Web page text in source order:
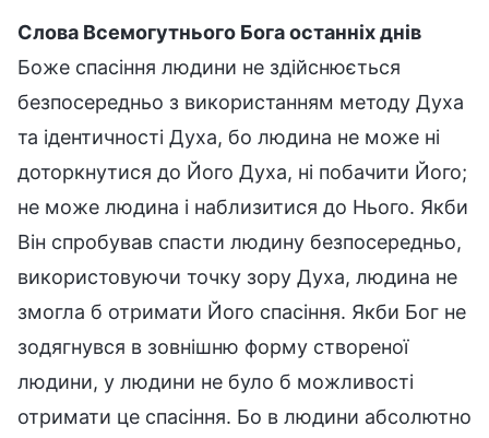
Слова Всемогутнього Бога останніх днів
Боже спасіння людини не здійснюється
безпосередньо з використанням методу Духа
та ідентичності Духа, бо людина не може ні
доторкнутися до Його Духа, ні побачити Його;
не може людина і наблизитися до Нього. Якби
Він спробував спасти людину безпосередньо,
використовуючи точку зору Духа, людина не
змогла б отримати Його спасіння. Якби Бог не
зодягнувся в зовнішню форму створеної
людини, у людини не було б можливості
отримати це спасіння. Бо в людини абсолютно